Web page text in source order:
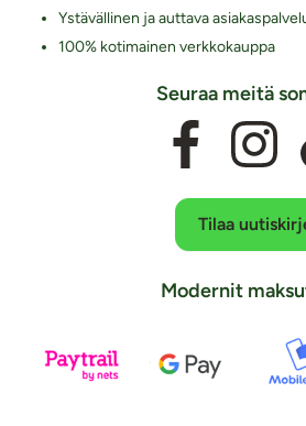
Ystävällinen ja auttava
100% kotimainen verkkokauppa
Seuraa meitä
Tilaa
Modernit